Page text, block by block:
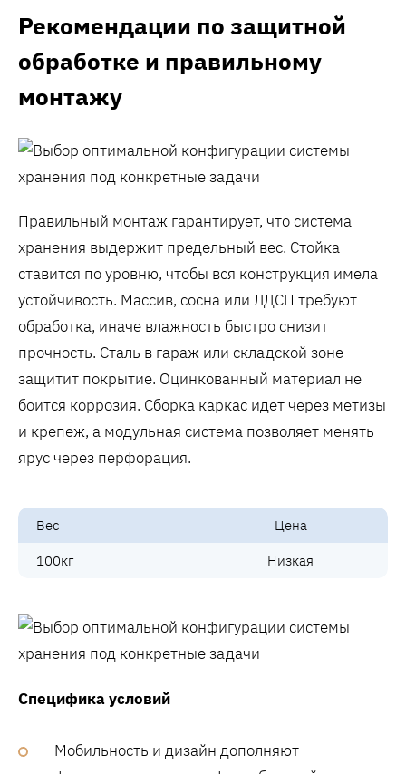
Рекомендации по защитной
обработке и правильному
монтажу
Правильный монтаж гарантирует, что система
хранения выдержит предельный вес. Стойка
ставится по уровню, чтобы вся конструкция имела
устойчивость. Массив, сосна или ЛДСП требуют
обработка, иначе влажность быстро снизит
прочность. Сталь в гараж или складской зоне
защитит покрытие. Оцинкованный материал не
боится коррозия. Сборка каркас идет через метизы
и крепеж, а модульная система позволяет менять
ярус через перфорация.
Вес Цена
100кг Низкая
Специфика условий
Мобильность и дизайн дополняют